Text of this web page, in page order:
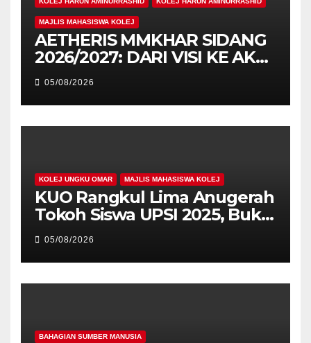
MAJLIS MAHASISWA KOLEJ
AETHERIS MMKHAR SIDANG
2026/2027: DARI VISI KE AKSI,
MEMBINA LEGASI GENERASI
PEMIMPIN
05/08/2026
KOLEJ UNGKU OMAR MAJLIS MAHASISWA KOLEJ
KUO Rangkul Lima Anugerah
Tokoh Siswa UPSI 2025, Bukti
Kecemerlangan Mahasiswa
Holistik
05/08/2026
BAHAGIAN SUMBER MANUSIA